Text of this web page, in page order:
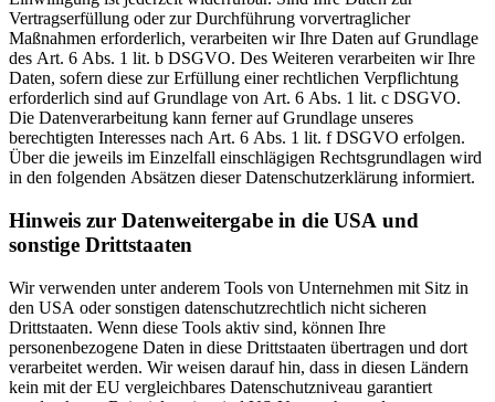
Vertragserfüllung oder zur Durchführung vorvertraglicher
Maßnahmen erforderlich, verarbeiten wir Ihre Daten auf Grundlage
des Art. 6 Abs. 1 lit. b DSGVO. Des Weiteren verarbeiten wir Ihre
Daten, sofern diese zur Erfüllung einer rechtlichen Verpflichtung
erforderlich sind auf Grundlage von Art. 6 Abs. 1 lit. c DSGVO.
Die Datenverarbeitung kann ferner auf Grundlage unseres
berechtigten Interesses nach Art. 6 Abs. 1 lit. f DSGVO erfolgen.
Über die jeweils im Einzelfall einschlägigen Rechtsgrundlagen wird
in den folgenden Absätzen dieser Datenschutzerklärung informiert.
Hinweis zur Datenweitergabe in die USA und
sonstige Drittstaaten
Wir verwenden unter anderem Tools von Unternehmen mit Sitz in
den USA oder sonstigen datenschutzrechtlich nicht sicheren
Drittstaaten. Wenn diese Tools aktiv sind, können Ihre
personenbezogene Daten in diese Drittstaaten übertragen und dort
verarbeitet werden. Wir weisen darauf hin, dass in diesen Ländern
kein mit der EU vergleichbares Datenschutzniveau garantiert